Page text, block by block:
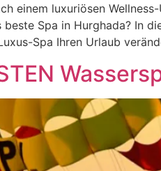
einem luxuriösen
beste Spa in Hurghada? In
Spa Ihren Urlaub